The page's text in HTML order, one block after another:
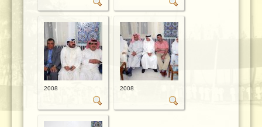
2008 2008